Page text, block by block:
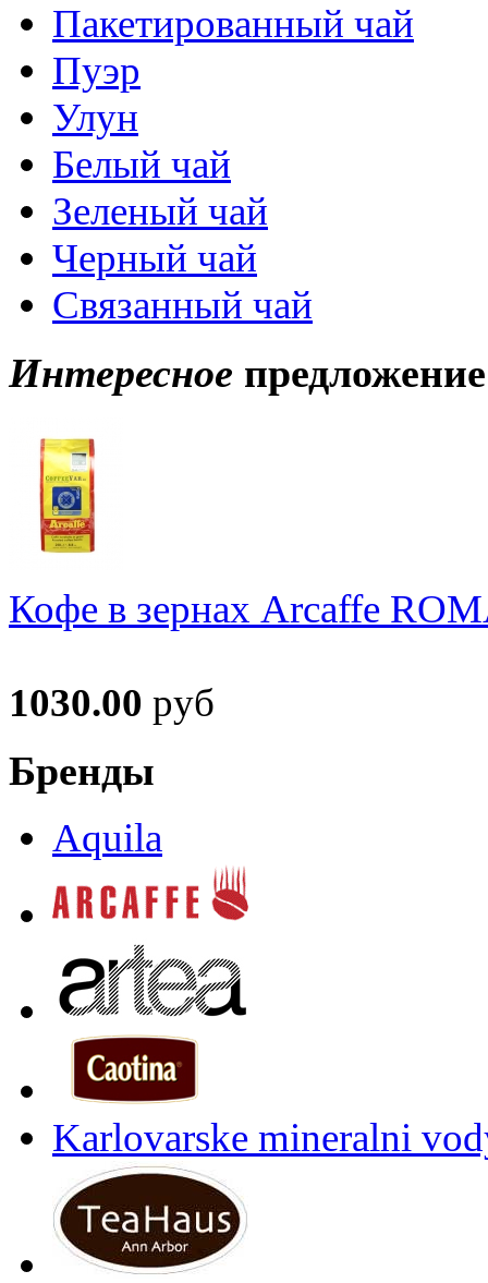
Пакетированный чай
Пуэр
Улун
Белый чай
Зеленый чай
Черный чай
Связанный чай
Интересное предложение
Кофе в зернах Arcaffe
1030.00 руб
Бренды
Aquila
Karlovarske mineralni